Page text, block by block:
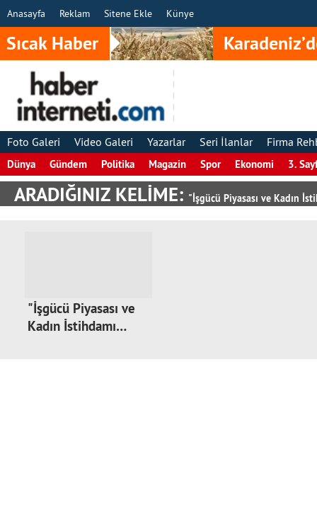
Anasayfa Reklam Sitene Ekle Künye
Sıcak Haber
Foto Galeri Video Galeri Yazarlar Seri İlanlar Firma
Dünya Gündem Politika Magazin Spor Ekonomi 3.
ARADIĞINIZ KELİME: "İşgücü Piyasası ve Kadın
"İşgücü Piyasası ve
Kadın İstihdamı…